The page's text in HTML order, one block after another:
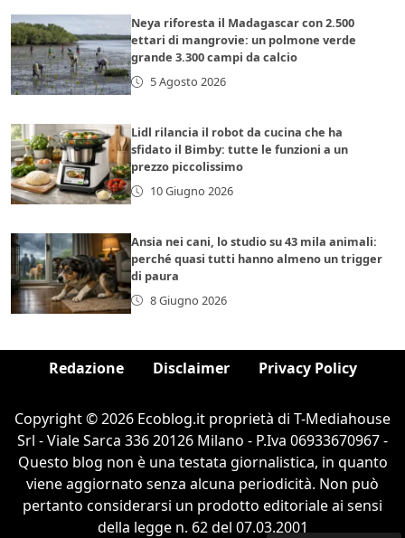
Neya riforesta il Madagascar con 2.500
ettari di mangrovie: un polmone verde
grande 3.300 campi da calcio
5 Agosto 2026
Lidl rilancia il robot da cucina che ha
sfidato il Bimby: tutte le funzioni a un
prezzo piccolissimo
10 Giugno 2026
Ansia nei cani, lo studio su 43 mila animali:
perché quasi tutti hanno almeno un trigger
di paura
8 Giugno 2026
Redazione Disclaimer Privacy Policy
Copyright © 2026 Ecoblog.it proprietà di T-Mediahouse
Srl - Viale Sarca 336 20126 Milano - P.Iva 06933670967 -
Questo blog non è una testata giornalistica, in quanto
viene aggiornato senza alcuna periodicità. Non può
pertanto considerarsi un prodotto editoriale ai sensi
della legge n. 62 del 07.03.2001